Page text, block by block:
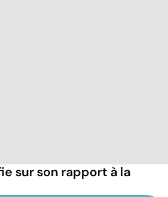
sur son rapport à la